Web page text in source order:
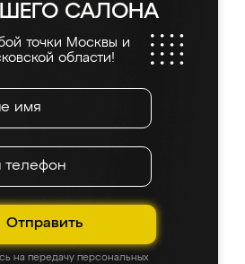
САЛОНА
точки Москвы и
области!
Отправить
на передачу персональных